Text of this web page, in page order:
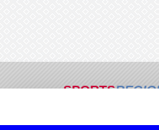
SPORTS